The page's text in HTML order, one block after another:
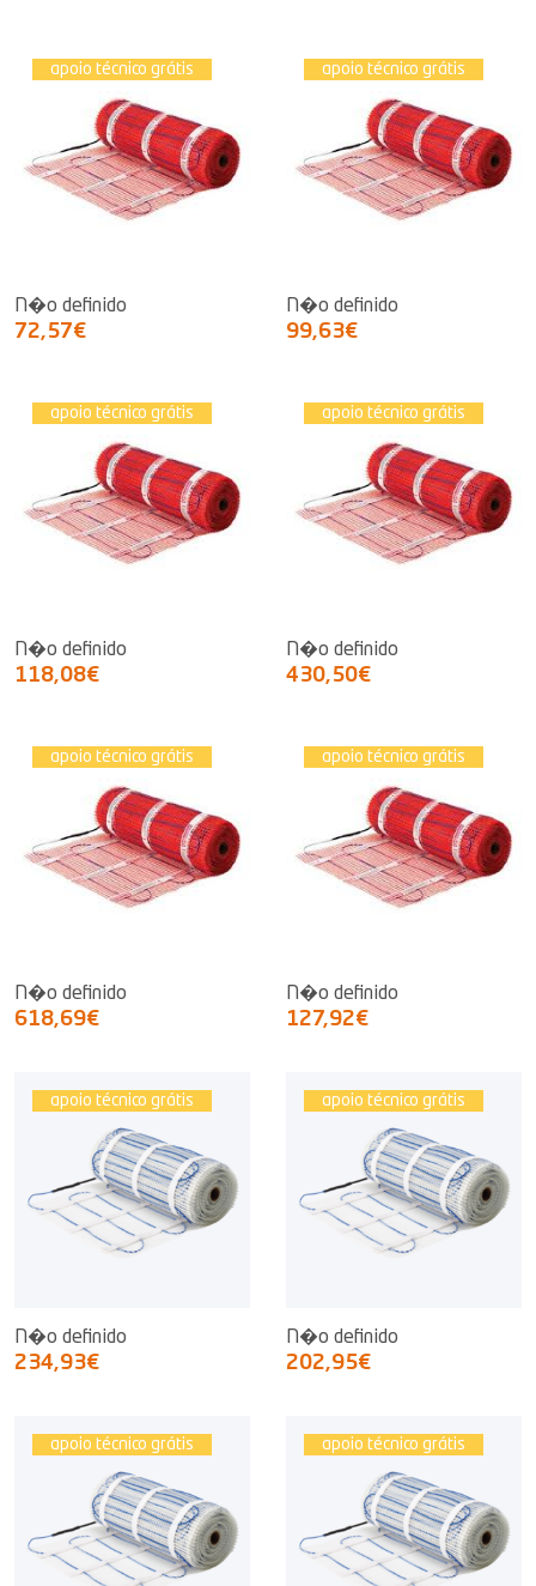
apoio técnico grátis
N�o definido
72,57€
apoio técnico grátis
N�o definido
99,63€
apoio técnico grátis
N�o definido
118,08€
apoio técnico grátis
N�o definido
430,50€
apoio técnico grátis
N�o definido
618,69€
apoio técnico grátis
N�o definido
127,92€
apoio técnico grátis
N�o definido
234,93€
apoio técnico grátis
N�o definido
202,95€
apoio técnico grátis apoio técnico grátis